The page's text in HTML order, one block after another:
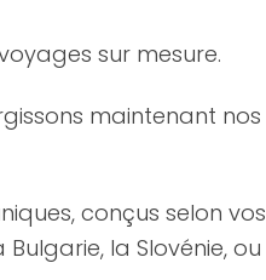
sur mesure.
maintenant nos
conçus selon vos
la Slovénie, ou